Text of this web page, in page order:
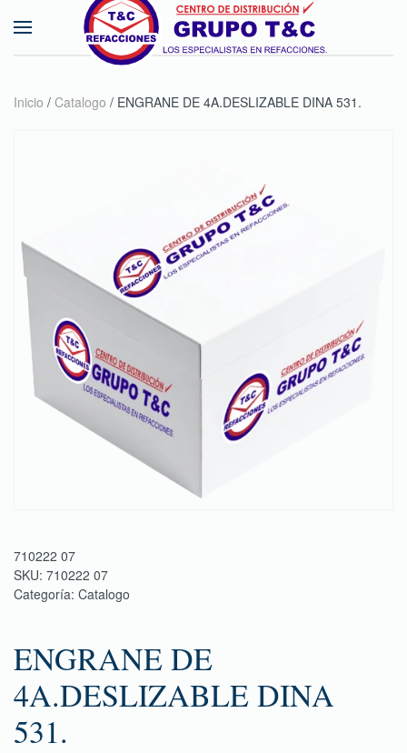
Skip to main content
Inicio / Catalogo / ENGRANE DE 4A.DESLIZABLE DINA 531.
710222 07
SKU: 710222 07
Categoría: Catalogo
ENGRANE DE
4A.DESLIZABLE DINA
531.